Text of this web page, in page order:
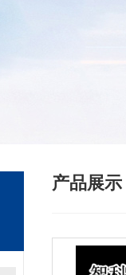
产品展示